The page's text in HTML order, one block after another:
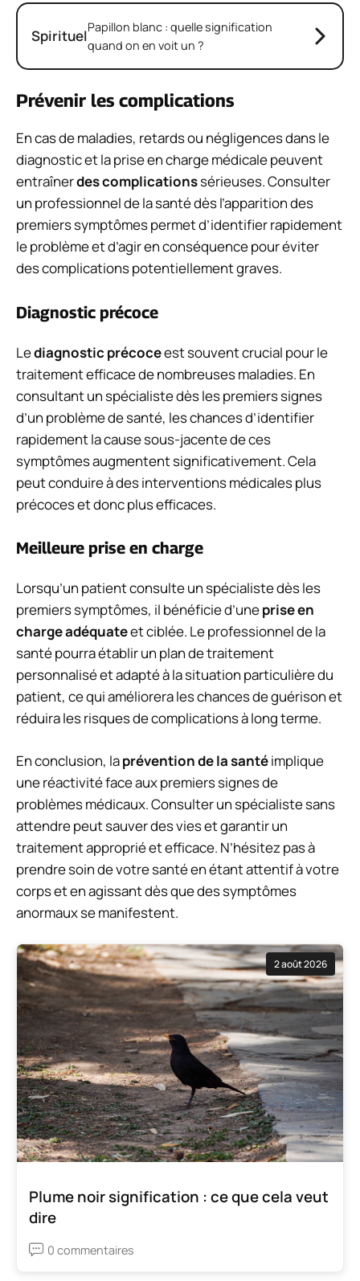
SpirituelPapillon blanc : quelle signification
quand on en voit un ?
Prévenir les complications
En cas de maladies, retards ou négligences dans le
diagnostic et la prise en charge médicale peuvent
entraînerdes complicationssérieuses. Consulter
un professionnel de la santé dès l’apparition des
premiers symptômes permet d’identifier rapidement
le problème et d’agir en conséquence pour éviter
des complications potentiellement graves.
Diagnostic précoce
Lediagnostic précoceest souvent crucial pour le
traitement efficace de nombreuses maladies. En
consultant un spécialiste dès les premiers signes
d’un problème de santé, les chances d’identifier
rapidement la cause sous-jacente de ces
symptômes augmentent significativement. Cela
peut conduire à des interventions médicales plus
précoces et donc plus efficaces.
Meilleure prise en charge
Lorsqu’un patient consulte un spécialiste dès les
premiers symptômes, il bénéficie d’uneprise en
charge adéquateet ciblée. Le professionnel de la
santé pourra établir un plan de traitement
personnalisé et adapté à la situation particulière du
patient, ce qui améliorera les chances de guérison et
réduira les risques de complications à long terme.
En conclusion, laprévention de la santéimplique
une réactivité face aux premiers signes de
problèmes médicaux. Consulter un spécialiste sans
attendre peut sauver des vies et garantir un
traitement approprié et efficace. N’hésitez pas à
prendre soin de votre santé en étant attentif à votre
corps et en agissant dès que des symptômes
anormaux se manifestent.
2 août 2026
Plume noir signification : ce que cela veut
dire
0 commentaires